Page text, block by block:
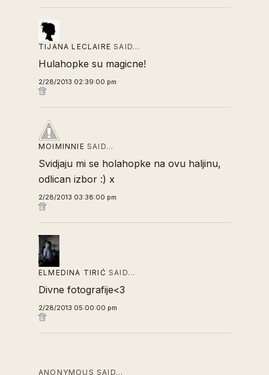
TIJANA LECLAIRE SAID…
Hulahopke su magicne!
2/28/2013 02:39:00 pm
MOIMINNIE SAID…
Svidjaju mi se holahopke na ovu haljinu,
odlican izbor :) x
2/28/2013 03:38:00 pm
ELMEDINA TIRIĆ SAID…
Divne fotografije<3
2/28/2013 05:00:00 pm
ANONYMOUS SAID…